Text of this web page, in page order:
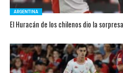
ARGENTINA
El Huracán de los chilenos dio la